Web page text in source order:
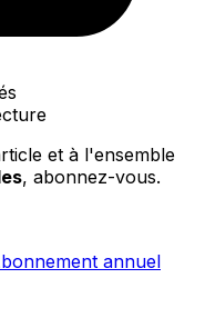
et à l'ensemble
, abonnez-vous.
annuel